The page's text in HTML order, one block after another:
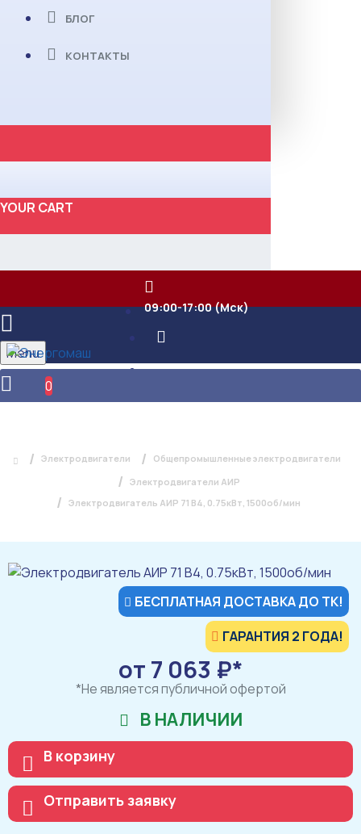
БЛОГ
КОНТАКТЫ
YOUR CART
09:00-17:00 (Мск)
Menu
0
Электродвигатели
Общепромышленные электродвигатели
Электродвигатели АИР
Электродвигатель АИР 71 В4, 0.75кВт, 1500об/мин
БЕСПЛАТНАЯ ДОСТАВКА ДО ТК!
ГАРАНТИЯ 2 ГОДА!
от 7 063 ₽*
*Не является публичной офертой
В НАЛИЧИИ
В корзину
Отправить заявку